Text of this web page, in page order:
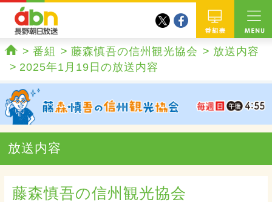
番組
twitterfacebook
ホーム
番組 藤森慎吾の信州観光協会
放送内容
2025年1月19日の放送内容
放送内容
藤森慎吾の信州観光協会